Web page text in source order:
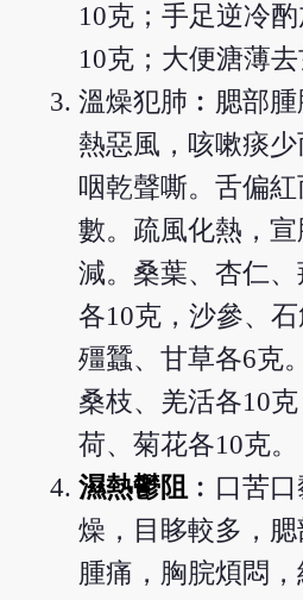
10克；手足逆冷
10克；大便溏薄去
溫燥犯肺︰腮部
熱惡風，咳嗽痰少
咽乾聲嘶。舌偏
數。疏風化熱，
減。桑葉、杏仁
各10克，沙參、石
殭蠶、甘草各6克
桑枝、羌活各10
荷、菊花各10克。
濕熱鬱阻 ︰口苦
燥，目眵較多，
腫痛，胸脘煩悶，